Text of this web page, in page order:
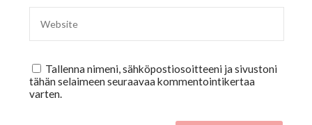
Tallenna nimeni, sähköpostiosoitteeni ja sivustoni
tähän selaimeen seuraavaa kommentointikertaa
varten.